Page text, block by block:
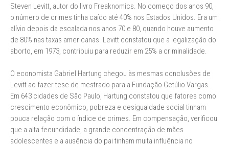
Steven Levitt, autor do livro Freaknomics. No começo dos anos 90,
o número de crimes tinha caído até 40% nos Estados Unidos. Era um
alívio depois da escalada nos anos 70 e 80, quando houve aumento
de 80% nas taxas americanas. Levitt constatou que a legalização do
aborto, em 1973, contribuiu para reduzir em 25% a criminalidade.
O economista Gabriel Hartung chegou às mesmas conclusões de
Levitt ao fazer tese de mestrado para a Fundação Getúlio Vargas.
Em 643 cidades de São Paulo, Hartung constatou que fatores como
crescimento econômico, pobreza e desigualdade social tinham
pouca relação com o índice de crimes. Em compensação, verificou
que a alta fecundidade, a grande concentração de mães
adolescentes e a ausência do pai tinham muita influência no